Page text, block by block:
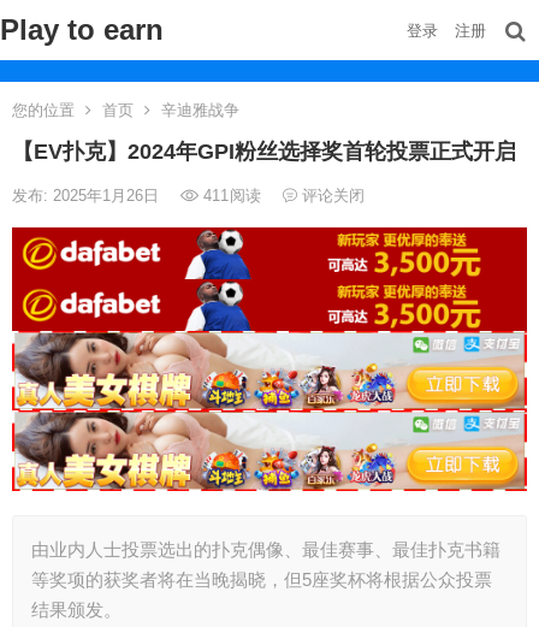
Play to earn 登录 注册
您的位置 首页 辛迪雅战争
【EV扑克】2024年GPI粉丝选择奖首轮投票正式开启
发布: 2025年1月26日 411阅读 评论关闭
由业内人士投票选出的扑克偶像、最佳赛事、最佳扑克书籍
等奖项的获奖者将在当晚揭晓，但5座奖杯将根据公众投票
结果颁发。